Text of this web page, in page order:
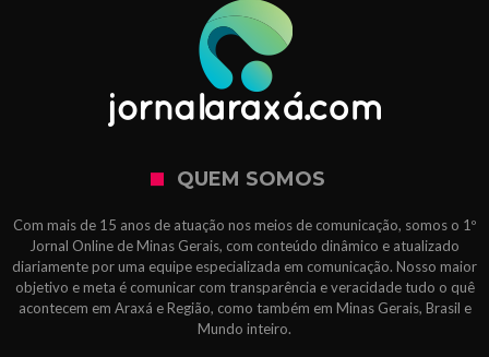
QUEM SOMOS
Com mais de 15 anos de atuação nos meios de comunicação, somos o 1º
Jornal Online de Minas Gerais, com conteúdo dinâmico e atualizado
diariamente por uma equipe especializada em comunicação. Nosso maior
objetivo e meta é comunicar com transparência e veracidade tudo o quê
acontecem em Araxá e Região, como também em Minas Gerais, Brasil e
Mundo inteiro.